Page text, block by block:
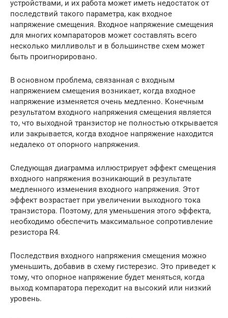
устройствами, и их работа может иметь недостаток от
последствий такого параметра, как входное
напряжение смещения. Входное напряжение смещения
для многих компараторов может составлять всего
несколько милливольт и в большинстве схем может
быть проигнорировано.
В основном проблема, связанная с входным
напряжением смещения возникает, когда входное
напряжение изменяется очень медленно. Конечным
результатом входного напряжения смещения является
то, что выходной транзистор не полностью открывается
или закрывается, когда входное напряжение находится
недалеко от опорного напряжения.
Следующая диаграмма иллюстрирует эффект смещения
входного напряжения возникающий в результате
медленного изменения входного напряжения. Этот
эффект возрастает при увеличении выходного тока
транзистора. Поэтому, для уменьшения этого эффекта,
необходимо обеспечить максимальное сопротивление
резистора R4.
Последствия входного напряжения смещения можно
уменьшить, добавив в схему гистерезис. Это приведет к
тому, что опорное напряжение будет меняться, когда
выход компаратора переходит на высокий или низкий
уровень.